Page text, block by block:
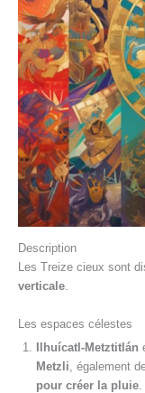
Description
Les Treize cieux sont
verticale.
Les espaces célestes
Ilhuícatl-Metztitlán
Metzli, également
pour créer la pluie.